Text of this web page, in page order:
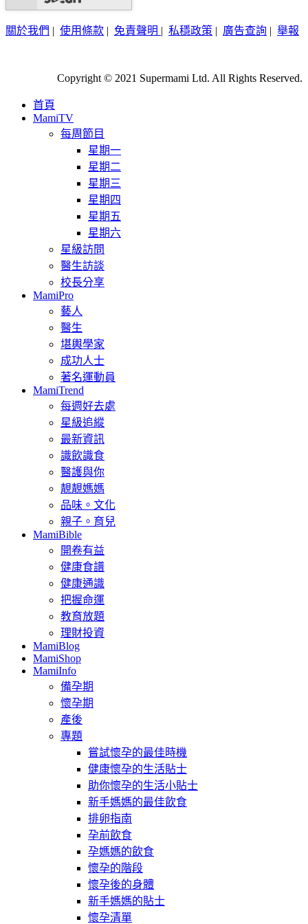
關於我們 | 使用條款 | 免責聲明 | 私穩政策 | 廣告查詢 | 舉報
Copyright © 2021 Supermami Ltd. All Rights Reserved.
首頁
MamiTV
每周節目
星期一
星期二
星期三
星期四
星期五
星期六
星級訪問
醫生訪談
校長分享
MamiPro
藝人
醫生
堪輿學家
成功人士
著名運動員
MamiTrend
每週好去處
星級追縱
最新資訊
識飲識食
醫護與你
靚靚媽媽
品味。文化
親子。育兒
MamiBible
開卷有益
健康食譜
健康通識
把握命運
教育放題
理財投資
MamiBlog
MamiShop
MamiInfo
備孕期
懷孕期
產後
專題
嘗試懷孕的最佳時機
健康懷孕的生活貼士
助你懷孕的生活小貼士
新手媽媽的最佳飲食
排卵指南
孕前飲食
孕媽媽的飲食
懷孕的階段
懷孕後的身體
新手媽媽的貼士
懷孕清單